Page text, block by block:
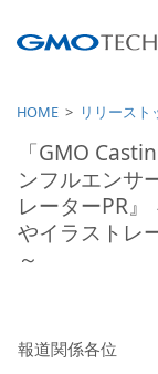
HOME リリースト
「GMO
ンフルエンサ
レーターPR』 を追加 ～SNSで活躍するマンガ家
やイラストレ
～
報道関係各位